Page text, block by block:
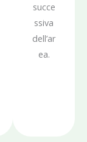
succe
ssiva
dell’ar
ea.